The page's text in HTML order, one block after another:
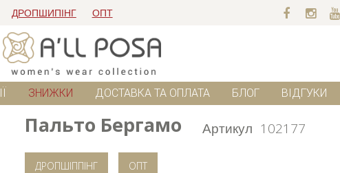
ДРОПШИПІНГ ОПТ
ЗНИЖКИ ДОСТАВКА ТА ОПЛАТА БЛОГ ВІДГУКИ
Пальто Бергамо Артикул 102177
ДРОПШІППІНГ ОПТ